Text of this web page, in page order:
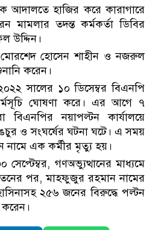
আদালতে হাজির করে কারাগারে
তদন্ত কর্মকর্তা ডিবির
উদ্দিন।
হোসেন শাহীন ও নজরুল
করেন।
সালের ১০ ডিসেম্বর বিএনপি
ঘোষণা করে। এর আগে ৭
বিএনপির নয়াপল্টন কার্যালয়ে
ও সংঘর্ষের ঘটনা ঘটে। এ সময়
নামে এক কর্মীর মৃত্যু হয়।
গণঅভ্যুত্থানের মাধ্যমে
পর, মাহফুজুর রহমান নামের
২৫৬ জনের বিরুদ্ধে পল্টন